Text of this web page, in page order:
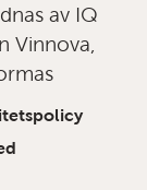
av IQ
Vinnova,